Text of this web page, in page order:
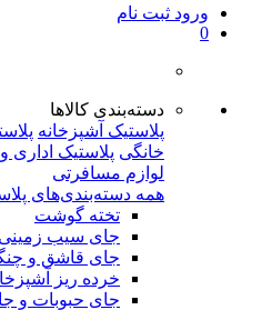
ورود ثبت نام
0
دسته‌بندی کالاها
پلاستیک آشپزخانه
خانگی پلاستیک اداری
لوازم مسافرتی
همه دسته‌بندی‌های
تخته گوشت
جای سیب زمینی
جای قاشق و
خرده ریز
جای حبوبات و